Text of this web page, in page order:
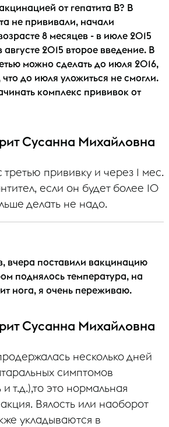
от гепатита В? В
не прививали, начали
8 месяцев - в июле 2015
2015 второе введение. В
можно сделать до июля 2016,
что до июля уложиться не смогли.
комплекс прививок от
Сусанна Михайловна
прививку и через 1 мес.
если он будет более 10
делать не надо.
вчера поставили вакцинацию
поднялось температура, на
нога, я очень переживаю.
Сусанна Михайловна
несколько дней
симптомов
т.д.),то это нормальная
Вялость или наоборот
укладываются в